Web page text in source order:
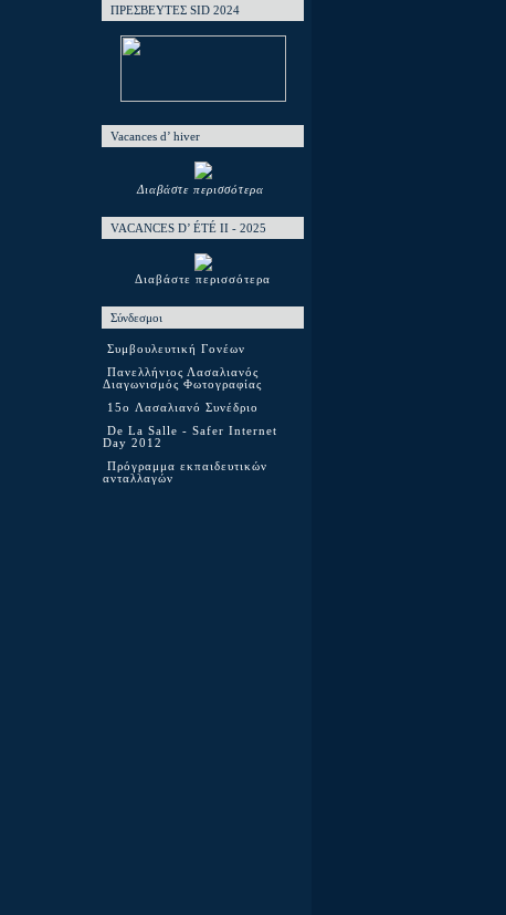
ΠΡΕΣΒΕΥΤΕΣ SID 2024
Vacances d’ hiver
Διαβάστε περισσότερα
VACANCES D’ ÉTÉ ΙΙ - 2025
Διαβάστε περισσότερα
Σύνδεσμοι
Συμβουλευτική Γονέων
Πανελλήνιος Λασαλιανός
Διαγωνισμός Φωτογραφίας
15o Λασαλιανό Συνέδριο
De La Salle - Safer Internet
Day 2012
Πρόγραμμα εκπαιδευτικών
ανταλλαγών